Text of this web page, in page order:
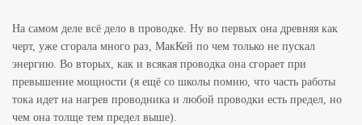
На самом деле всё дело в проводке. Ну во первых она древняя как
черт, уже сгорала много раз, МакКей по чем только не пускал
энергию. Во вторых, как и всякая проводка она сгорает при
превышение мощности (я ещё со школы помню, что часть работы
тока идет на нагрев проводника и любой проводки есть предел, но
чем она толще тем предел выше).